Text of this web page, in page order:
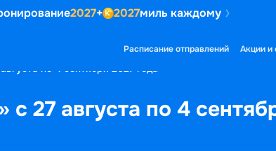
2027+ 2027миль каждому
Расписание отправлений Акции и
по 4 сентября 2027 года
27 августа по 4